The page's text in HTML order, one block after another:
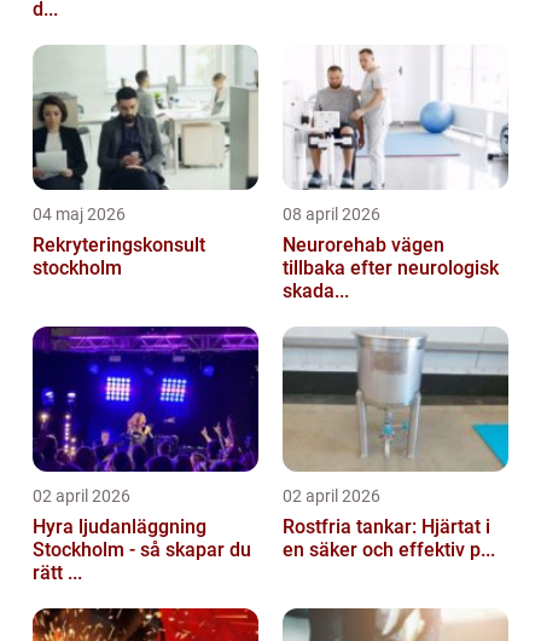
d...
04 maj 2026
Rekryteringskonsult
stockholm
08 april 2026
Neurorehab vägen
tillbaka efter neurologisk
skada...
02 april 2026
Hyra ljudanläggning
Stockholm - så skapar du
rätt ...
02 april 2026
Rostfria tankar: Hjärtat i
en säker och effektiv p...